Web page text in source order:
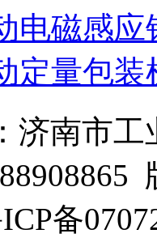
电磁感
定量包装
济南市工
备